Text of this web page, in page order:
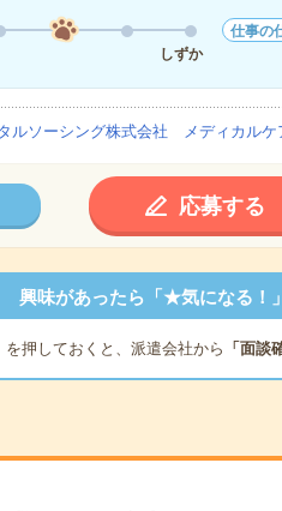
しずか
仕事の
ルソーシング株式会社 メディカルケ
応募する
興味があったら「★気になる！
を押しておくと、派遣会社から 「面談